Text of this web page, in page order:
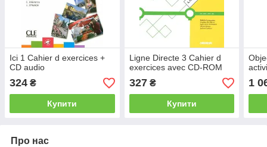
Ici 1 Cahier d exercices +
CD audio
324 ₴
Купити
Ligne Directe 3 Cahier d
exercices avec CD-ROM
327₴
Купити
1
Про нас